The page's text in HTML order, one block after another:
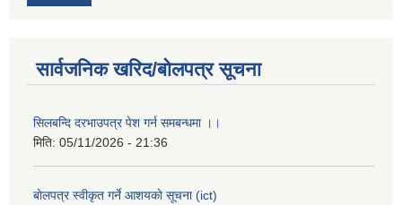
सार्वजनिक खरिद/बोलपत्र सूचना
सिलबन्दि दरभाउपत्र पेश गर्न समबन्धमा ।।
मिति: 05/11/2026 - 21:36
बाेलपत्र स्वीकृत गर्ने आशयकाे सूचना (ict)